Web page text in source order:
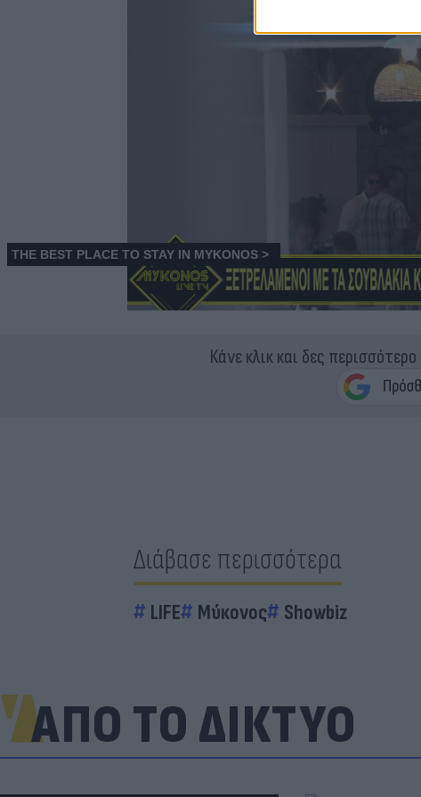
Κάνε κλικ και δες περισσότερο
Διάβασε περισσότερα
LIFE Μύκονος Showbiz
ΑΠΟ ΤΟ ΔΙΚΤΥΟ